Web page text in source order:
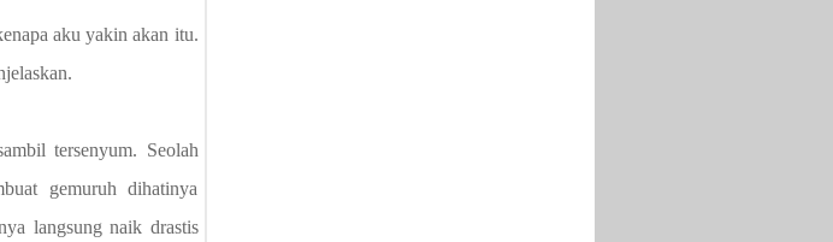
aku yakin akan itu.
tersenyum. Seolah
gemuruh dihatinya
langsung naik drastis